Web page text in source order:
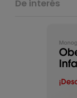
De interés